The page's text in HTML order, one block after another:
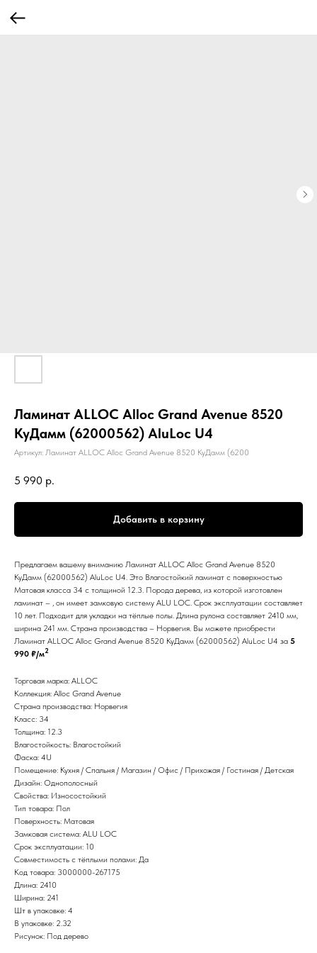
Ламинат ALLOC Alloc Grand Avenue 8520
КуДамм (62000562) AluLoc U4
Артикул: Ламинат ALLOC Alloc Grand Avenue 8520 КуДамм (6200
5 990 р.
Добавить в корзину
Предлагаем вашему вниманию Ламинат ALLOC Alloc Grand Avenue 8520
КуДамм (62000562) AluLoc U4. Это Влагостойкий ламинат с поверхностью
Матовая класса 34 с толщиной 12.3. Порода дерева, из которой изготовлен
ламинат – , он имеет замковую систему ALU LOC. Срок эксплуатации составляет
10 лет. Подходит для укладки на тёплые полы. Длина рулона составляет 2410 мм,
ширина 241 мм. Страна производства – Норвегия. Вы можете приобрести
Ламинат ALLOC Alloc Grand Avenue 8520 КуДамм (62000562) AluLoc U4 за 5
990 ₽/м2
Торговая марка: ALLOC
Коллекция: Alloc Grand Avenue
Страна производства: Норвегия
Класс: 34
Толщина: 12.3
Влагостойкость: Влагостойкий
Фаска: 4U
Помещение: Кухня / Спальня / Магазин / Офис / Прихожая / Гостиная / Детская
Дизайн: Однополосный
Свойства: Износостойкий
Тип товара: Пол
Поверхность: Матовая
Замковая система: ALU LOC
Срок эксплуатации: 10
Совместимость с тёплыми полами: Да
Код товара: 3000000-267175
Длина: 2410
Ширина: 241
Шт в упаковке: 4
В упаковке: 2.32
Рисунок: Под дерево